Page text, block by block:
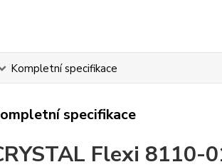
Kompletní specifikace
specifikace
Flexi 8110-